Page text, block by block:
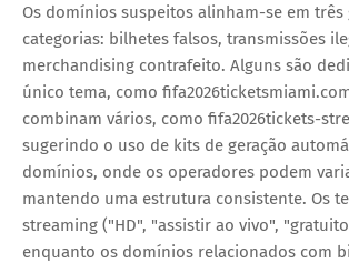
Os domínios suspeitos alinham-se em três
categorias: bilhetes falsos, transmissões
merchandising contrafeito. Alguns são
único tema, como
combinam vários, como fifa2026tickets-
sugerindo o uso de kits de geração
domínios, onde os operadores podem
mantendo uma estrutura consistente. Os
streaming ("HD", "assistir ao vivo",
enquanto os domínios relacionados com